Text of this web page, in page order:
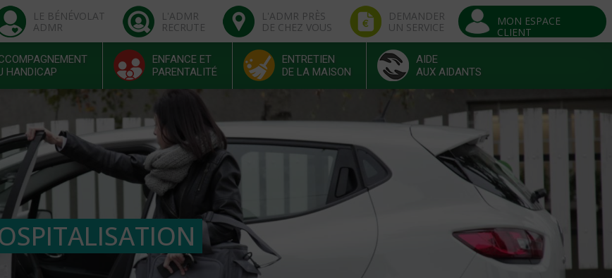
LE BÉNÉVOLAT
ADMR
L'ADMR
RECRUTE
L'ADMR PRÈS
DE CHEZ VOUS
DEMANDER
UN SERVICE
MON ESPACE
CLIENT
HANDICAP
ENFANCE ET
PARENTALITÉ
ENTRETIEN
DE LA MAISON
AIDE
AUX AIDANTS